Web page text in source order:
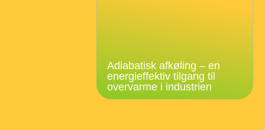
Adiabatisk afkøling – en
energieffektiv tilgang til
overvarme i industrien